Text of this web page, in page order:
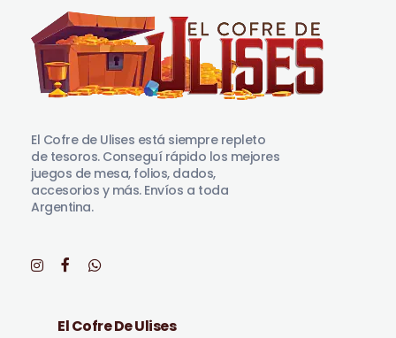
El Cofre de Ulises está siempre repleto
de tesoros. Conseguí rápido los mejores
juegos de mesa, folios, dados,
accesorios y más. Envíos a toda
Argentina.
El Cofre De Ulises